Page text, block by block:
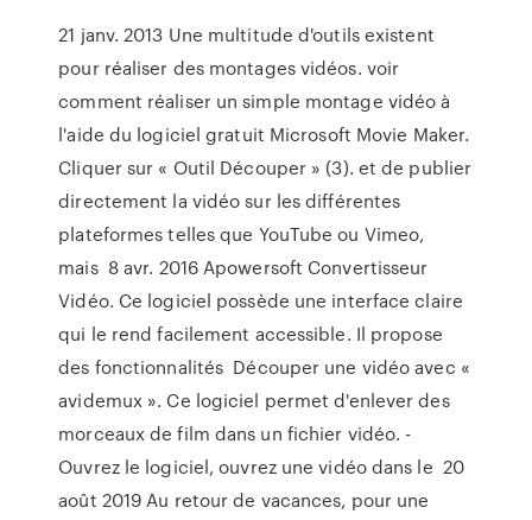
21 janv. 2013 Une multitude d'outils existent
pour réaliser des montages vidéos. voir
comment réaliser un simple montage vidéo à
l'aide du logiciel gratuit Microsoft Movie Maker.
Cliquer sur « Outil Découper » (3). et de publier
directement la vidéo sur les différentes
plateformes telles que YouTube ou Vimeo,
mais 8 avr. 2016 Apowersoft Convertisseur
Vidéo. Ce logiciel possède une interface claire
qui le rend facilement accessible. Il propose
des fonctionnalités Découper une vidéo avec «
avidemux ». Ce logiciel permet d'enlever des
morceaux de film dans un fichier vidéo. -
Ouvrez le logiciel, ouvrez une vidéo dans le 20
août 2019 Au retour de vacances, pour une